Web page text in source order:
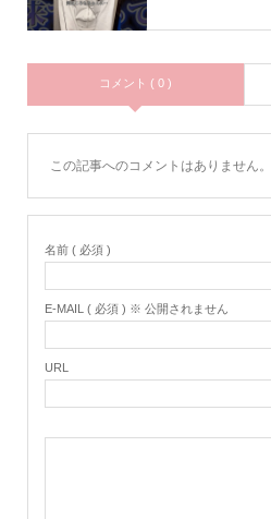
コメント ( 0 )
この記事へのコメントはありません。
名前 ( 必須 )
E-MAIL ( 必須 ) ※ 公開されません
URL